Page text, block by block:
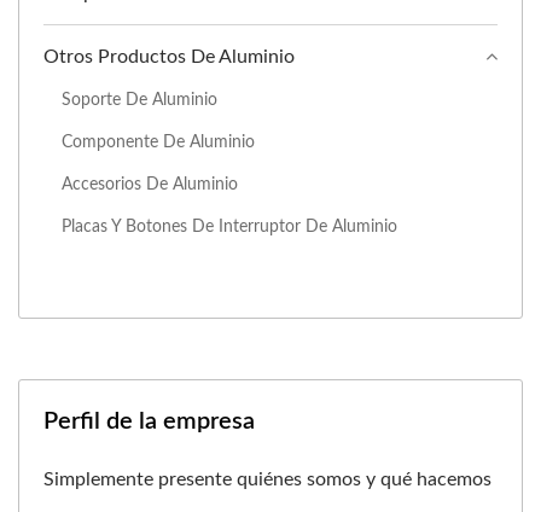
Otros Productos De Aluminio
Soporte De Aluminio
Componente De Aluminio
Accesorios De Aluminio
Placas Y Botones De Interruptor De Aluminio
Perfil de la empresa
Simplemente presente quiénes somos y qué hacemos